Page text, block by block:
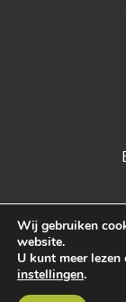
Wij gebruiken
website.
U kunt meer
instellingen.